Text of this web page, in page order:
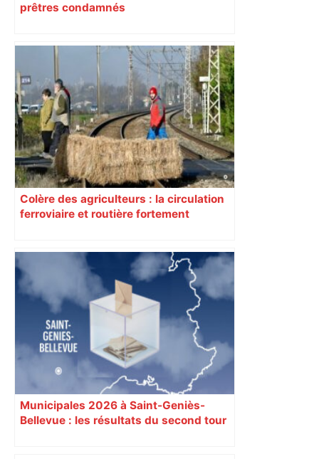
prêtres condamnés
Colère des agriculteurs : la circulation
ferroviaire et routière fortement
Municipales 2026 à Saint-Geniès-
Bellevue : les résultats du second tour